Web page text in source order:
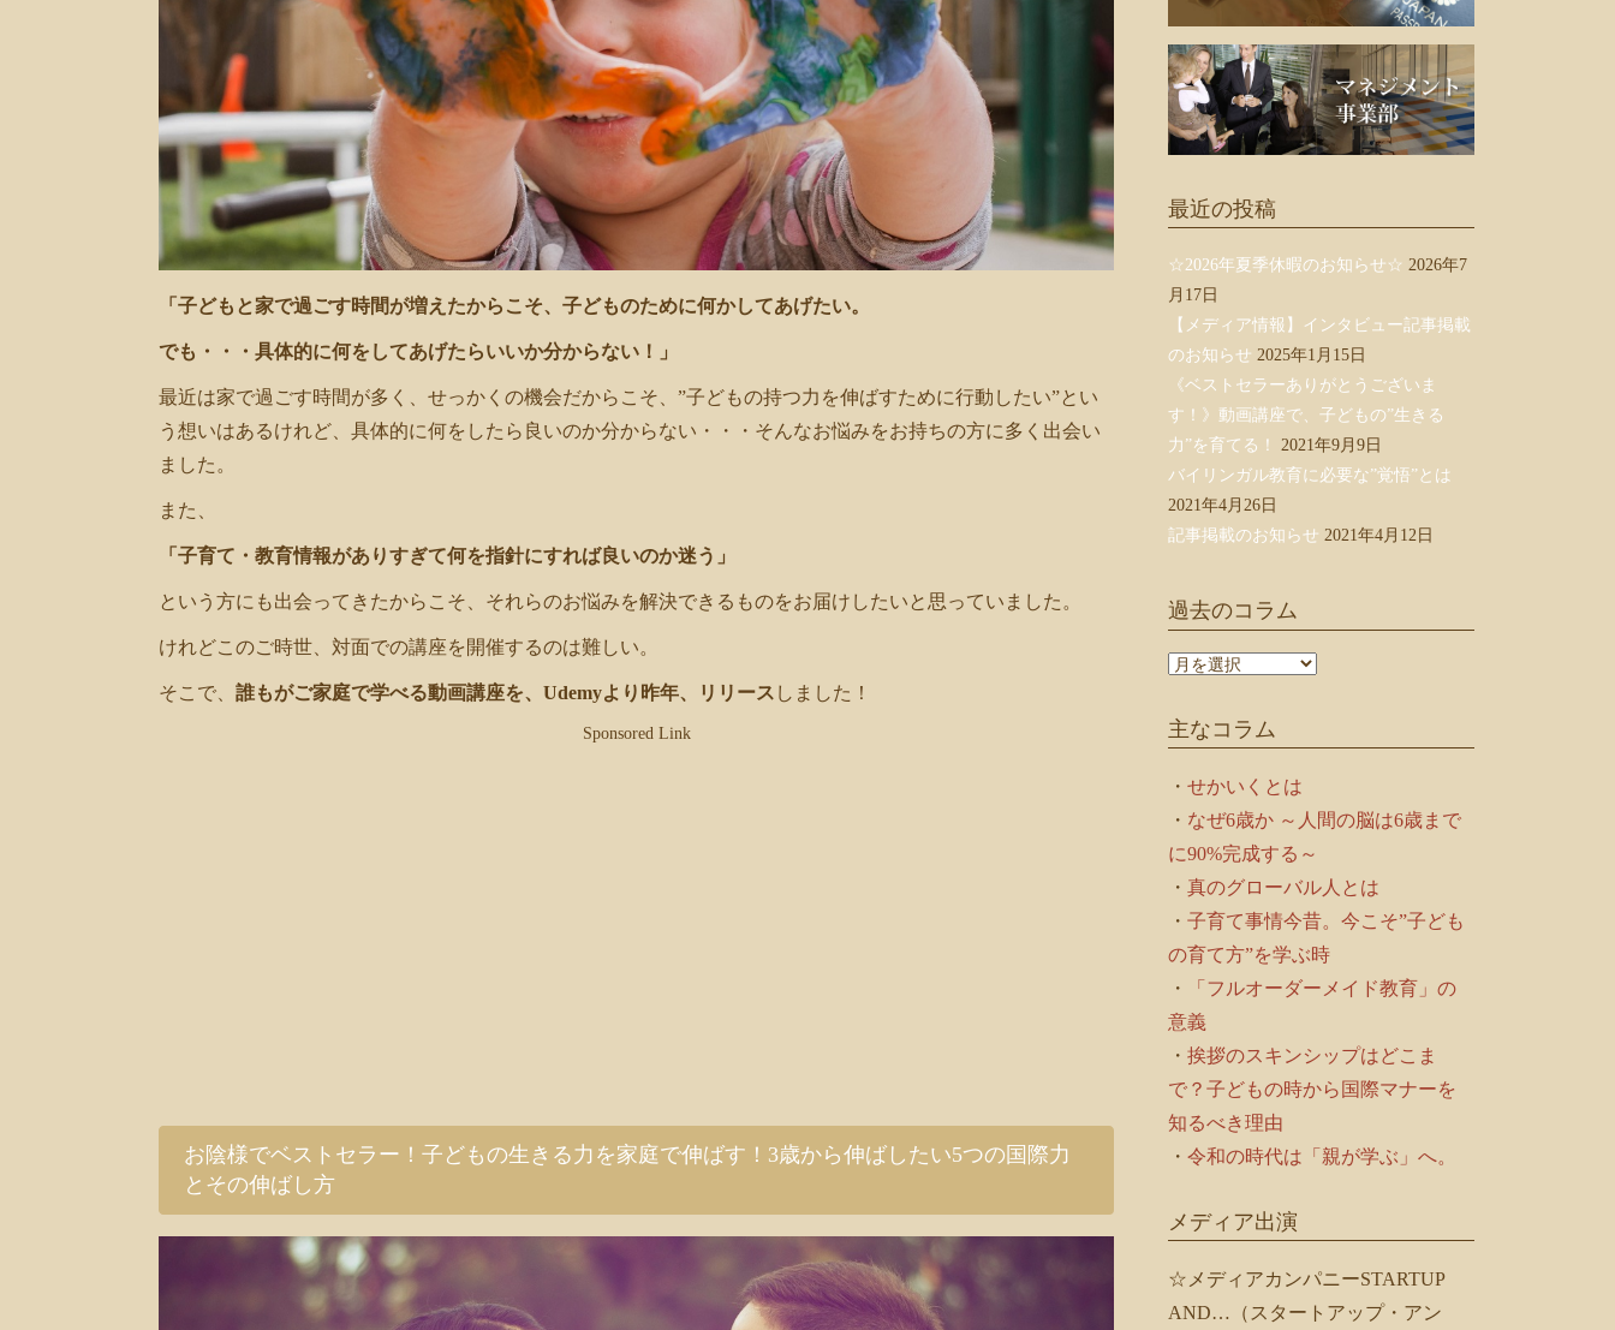
「子どもと家で過ごす時間が増えたからこそ、子どものために何かしてあげたい。
でも・・・具体的に何をしてあげたらいいか分からない！」
最近は家で過ごす時間が多く、せっかくの機会だからこそ、”子どもの持つ力を伸ばすために行動したい”とい
う想いはあるけれど、具体的に何をしたら良いのか分からない・・・そんなお悩みをお持ちの方に多く出会い
ました。
また、
「子育て・教育情報がありすぎて何を指針にすれば良いのか迷う」
という方にも出会ってきたからこそ、それらのお悩みを解決できるものをお届けしたいと思っていました。
けれどこのご時世、対面での講座を開催するのは難しい。
そこで、 誰もがご家庭で学べる動画講座を、Udemyより昨年、リリース しました！
Sponsored Link
お陰様でベストセラー！子どもの生きる力を家庭で伸ばす！3歳から伸ばしたい5つの国際力
とその伸ばし方
最近の投稿
☆2026年夏季休暇のお知らせ☆ 2026年7
月17日
【メディア情報】インタビュー記事掲載
のお知らせ 2025年1月15日
《ベストセラーありがとうございま
す！》動画講座で、子どもの”生きる
力”を育てる！
2021年9月9日
バイリンガル教育に必要な”覚悟”とは
2021年4月26日
記事掲載のお知らせ 2021年4月12日
過去のコラム
過
コ
ム
主なコラム
・ せかいくとは
・ なぜ6歳か ～人間の脳は6歳まで
に90%完成する～
・ 真のグローバル人とは
・ 子育て事情今昔。今こそ”子ども
の育て方”を学ぶ時
・
「フルオーダーメイド教育」の
意義
・ 挨拶のスキンシップはどこま
で？子どもの時から国際マナーを
知るべき理由
・ 令和の時代は「親が学ぶ」へ。
メディア出演
☆メディアカンパニーSTARTUP
AND…（スタートアップ・アン